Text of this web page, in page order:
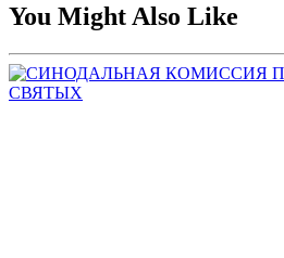
You Might Also Like